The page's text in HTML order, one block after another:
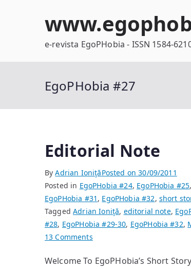
e-revista EgoPHobia - ISSN 1584-
EgoPHobia #27
Editorial Note
ByAdrian IoniţăPosted on30/09/2011
Posted in EgoPHobia #24, EgoPHobia #25,
EgoPHobia #31 , EgoPHobia #32, short
TaggedAdrian Ioniţă, editorial note,
#28, EgoPHobia #29-30, EgoPHobia #32,
13 Commentson
Note
Welcome To EgoPHobia’s Short